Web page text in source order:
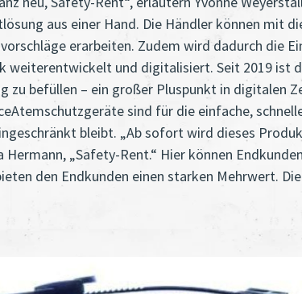
aus einer Hand. Die Händler können mit
erarbeiten. Zudem wird dadurch die
weiterentwickelt und digitalisiert. Seit 2019 ist
zu befüllen – ein großer Pluspunkt in digitalen
sind für die einfache,
bleibt. „Ab sofort wird dieses
„Safety-Rent.“ Hier können
den Endkunden einen starken Mehrwert.